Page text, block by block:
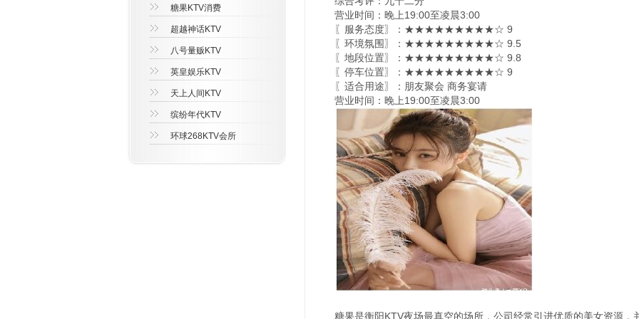
糖果KTV消费
超越神话KTV
八号量贩KTV
英皇娱乐KTV
天上人间KTV
缤纷年代KTV
环球268KTV会所
营业时间：晚上19:00至凌晨3:00
〖服务态度〗：★★★★★★★★★☆ 9
〖环境氛围〗：★★★★★★★★★☆ 9.5
〖地段位置〗：★★★★★★★★★☆ 9.8
〖停车位置〗：★★★★★★★★★☆ 9
〖适合用途〗：朋友聚会 商务宴请
营业时间：晚上19:00至凌晨3:00
糖果是衡阳KTV夜场最真空的场所，公司经常引进优质的美女资源